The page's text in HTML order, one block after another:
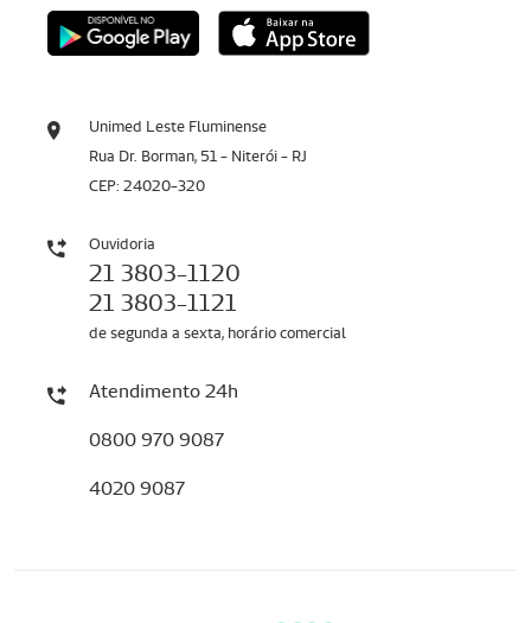
Unimed Leste Fluminense
Rua Dr. Borman, 51 - Niterói - RJ
CEP: 24020-320
Ouvidoria
21 3803-1120
21 3803-1121
de segunda a sexta, horário comercial
Atendimento 24h
0800 970 9087
4020 9087